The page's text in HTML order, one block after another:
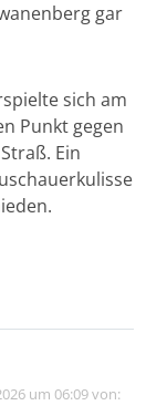
gar
sich am
Punkt gegen
Ein
um 06:09 von: